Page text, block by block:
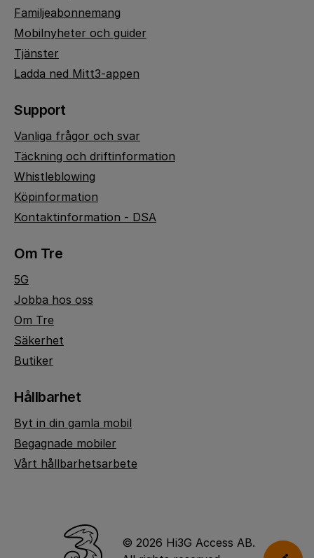
Familjeabonnemang
Mobilnyheter och guider
Tjänster
Ladda ned Mitt3-appen
Support
Vanliga frågor och svar
Täckning och driftinformation
Whistleblowing
Köpinformation
Kontaktinformation - DSA
Om Tre
5G
Jobba hos oss
Om Tre
Säkerhet
Butiker
Hållbarhet
Byt in din gamla mobil
Begagnade mobiler
Vårt hållbarhetsarbete
© 2026 Hi3G Access AB.